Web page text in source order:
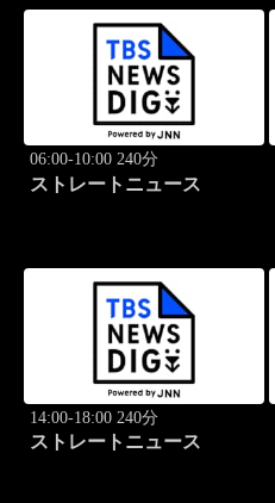
06:00-10:00 240分
ストレートニュース
14:00-18:00 240分
ストレートニュース